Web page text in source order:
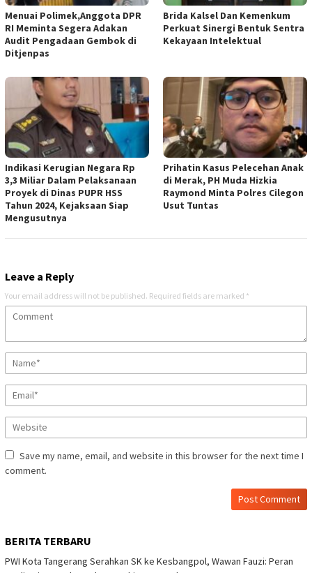
Menuai Polimek,Anggota DPR
RI Meminta Segera Adakan
Audit Pengadaan Gembok di
Ditjenpas
Brida Kalsel Dan Kemenkum
Perkuat Sinergi Bentuk Sentra
Kekayaan Intelektual
Indikasi Kerugian Negara Rp
3,3 Miliar Dalam Pelaksanaan
Proyek di Dinas PUPR HSS
Tahun 2024, Kejaksaan Siap
Mengusutnya
Prihatin Kasus Pelecehan Anak
di Merak, PH Muda Hizkia
Raymond Minta Polres Cilegon
Usut Tuntas
Leave a Reply
Your email address will not be published. Required fields are marked *
Save my name, email, and website in this browser for the next time I
comment.
BERITA TERBARU
PWI Kota Tangerang Serahkan SK ke Kesbangpol, Wawan Fauzi: Peran